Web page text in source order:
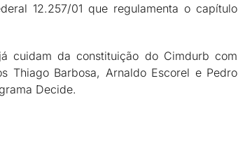
12.257/01 que regulamenta o capítulo
cuidam da constituição do Cimdurb com
Thiago Barbosa, Arnaldo Escorel e Pedro
Decide.